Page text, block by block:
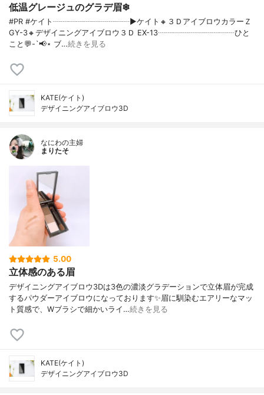
低温グレージュのグラデ眉❄
#PR #ケイト┈┈┈┈┈┈┈┈┈┈▶ケイト🔸３ＤアイブロウカラーＺ
GY-3🔸デザイニングアイブロウ３Ｄ EX-13┈┈┈┈┈┈┈┈┈┈ひと
こと💬-`📢⋆ ブ…続きを見る
KATE(ケイト)
デザイニングアイブロウ3D
なにわの主婦
まりたそ
5.00
立体感のある眉
デザイニングアイブロウ3Dは3色の濃淡グラデーションで立体眉が完成
するパウダーアイブロウになっております✨眉に馴染むエアリーなマッ
ト質感で、Wブラシで細かいライ…続きを見る
KATE(ケイト)
デザイニングアイブロウ3D